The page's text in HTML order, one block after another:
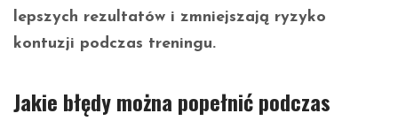
lepszych rezultatów i zmniejszają ryzyko
kontuzji podczas treningu.
Jakie błędy można popełnić podczas